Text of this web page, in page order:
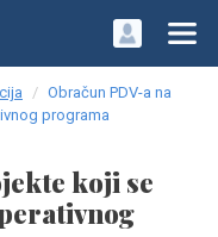
Obračun PDV-a na
programa
koji se